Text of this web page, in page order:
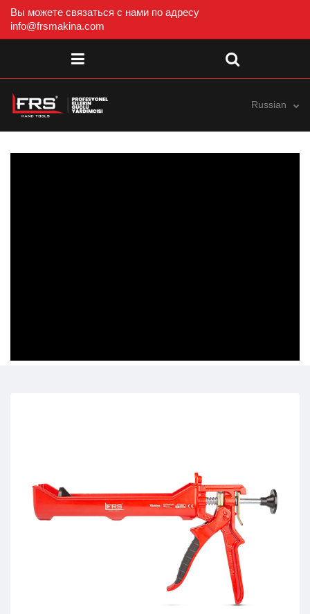
Вы можете связаться с нами по адресу
info@frsmakina.com
Russian